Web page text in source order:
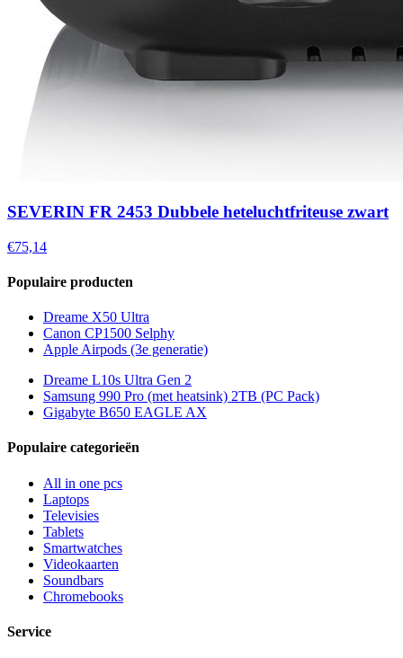
SEVERIN FR 2453 Dubbele heteluchtfriteuse zwart
€75,14
Populaire producten
Dreame X50 Ultra
Canon CP1500 Selphy
Apple Airpods (3e generatie)
Dreame L10s Ultra Gen 2
Samsung 990 Pro (met heatsink) 2TB (PC Pack)
Gigabyte B650 EAGLE AX
Populaire categorieën
All in one pcs
Laptops
Televisies
Tablets
Smartwatches
Videokaarten
Soundbars
Chromebooks
Service